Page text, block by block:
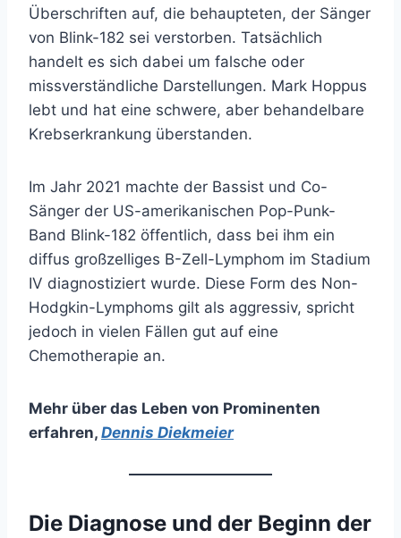
Überschriften auf, die behaupteten, der Sänger
von Blink-182 sei verstorben. Tatsächlich
handelt es sich dabei um falsche oder
missverständliche Darstellungen. Mark Hoppus
lebt und hat eine schwere, aber behandelbare
Krebserkrankung überstanden.
Im Jahr 2021 machte der Bassist und Co-
Sänger der US-amerikanischen Pop-Punk-
Band Blink-182 öffentlich, dass bei ihm ein
diffus großzelliges B-Zell-Lymphom im Stadium
IV diagnostiziert wurde. Diese Form des Non-
Hodgkin-Lymphoms gilt als aggressiv, spricht
jedoch in vielen Fällen gut auf eine
Chemotherapie an.
Mehr über das Leben von Prominenten
erfahren, Dennis Diekmeier
Die Diagnose und der Beginn der